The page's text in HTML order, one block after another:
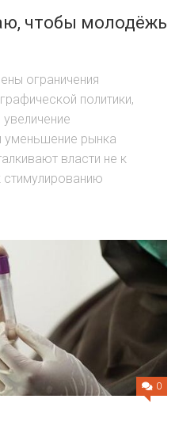
чтобы молодёжь
ограничения
политики,
уменьшение рынка
власти не к
стимулированию
0